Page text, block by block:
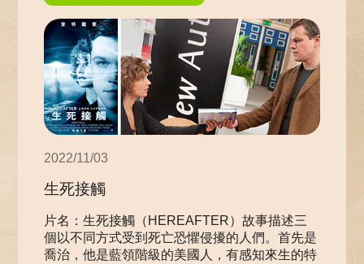
2022/11/03
生死接觸
片名：生死接觸（HEREAFTER）故事描述三
個以不同方式受到死亡恐懼侵擾的人們。首先是
喬治，他是藍領階級的美國人，有感知來生的特